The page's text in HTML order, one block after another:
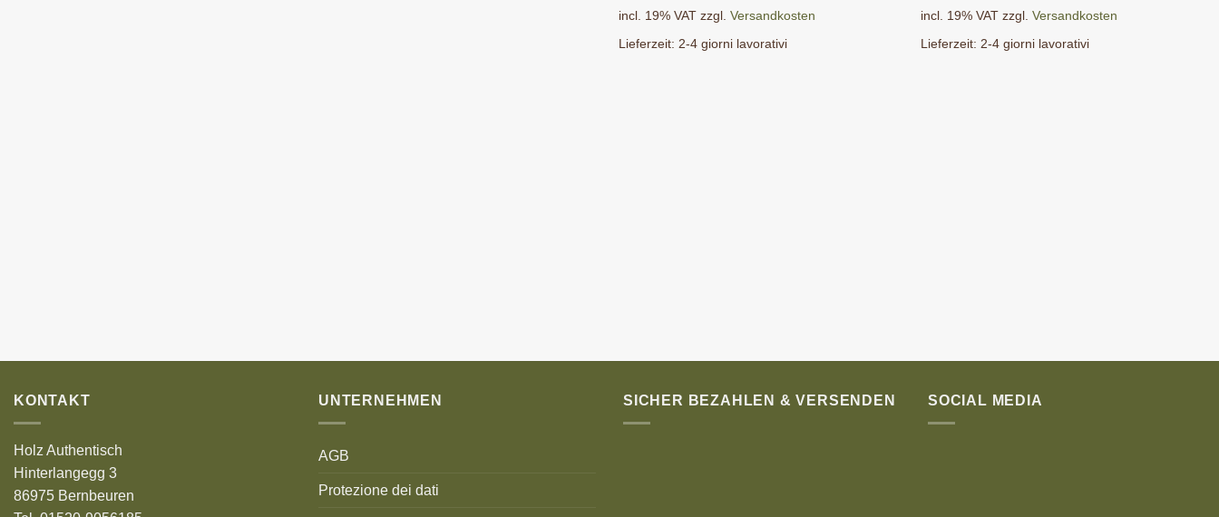
incl. 19% VAT zzgl. Versandkosten
Lieferzeit: 2-4 giorni lavorativi
incl. 19% VAT zzgl.Versandkosten
Lieferzeit: 2-4 giorni lavorativi
KONTAKT
Holz Authentisch
Hinterlangegg 3
86975 Bernbeuren
UNTERNEHMEN
AGB
Protezione dei dati
SICHER BEZAHLEN & VERSENDEN SOCIAL MEDIA